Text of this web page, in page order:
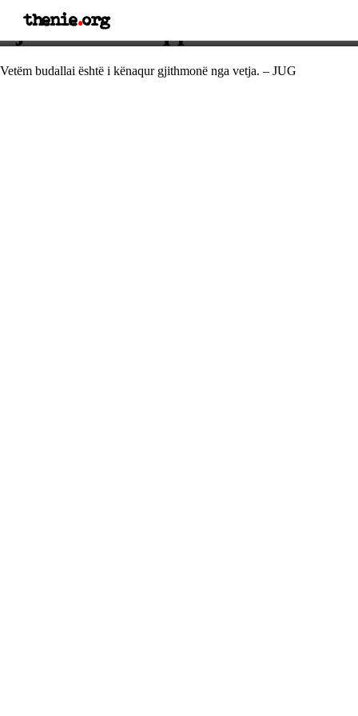
thenie.org
Fjalë e urtë shqiptare
Vetëm budallai është i kënaqur gjithmonë nga vetja. – JUG